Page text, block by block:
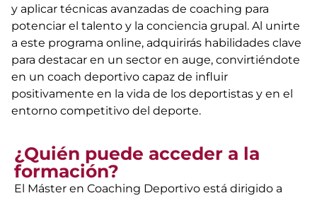
y aplicar técnicas avanzadas de coaching para
potenciar el talento y la conciencia grupal. Al unirte
a este programa online, adquirirás habilidades clave
para destacar en un sector en auge, convirtiéndote
en un coach deportivo capaz de influir
positivamente en la vida de los deportistas y en el
entorno competitivo del deporte.
¿Quién puede acceder a la
formación?
El Máster en Coaching Deportivo está dirigido a